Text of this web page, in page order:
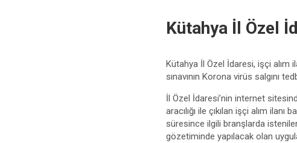
Kütahya İl Özel
Kütahya İl Özel İdaresi, işçi alım
sınavının Korona virüs salgını
İl Özel İdaresi’nin internet
aracılığı ile çıkılan işçi alım
süresince ilgili branşlarda
gözetiminde yapılacak olan